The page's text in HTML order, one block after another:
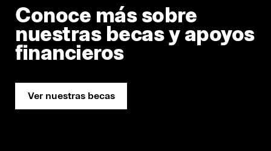
Conoce más sobre
nuestras becas y apoyos
financieros
Ver nuestras becas